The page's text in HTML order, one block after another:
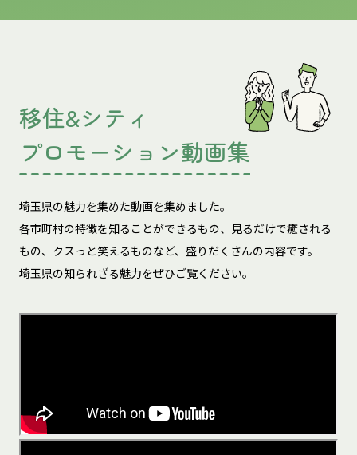
移住&シティ
プロモーション動画集
埼玉県の魅力を集めた動画を集めました。
各市町村の特徴を知ることができるもの、見るだけで癒される
もの、 クスっと笑えるものなど、盛りだくさんの内容です。
埼玉県の知られざる魅力をぜひご覧ください。